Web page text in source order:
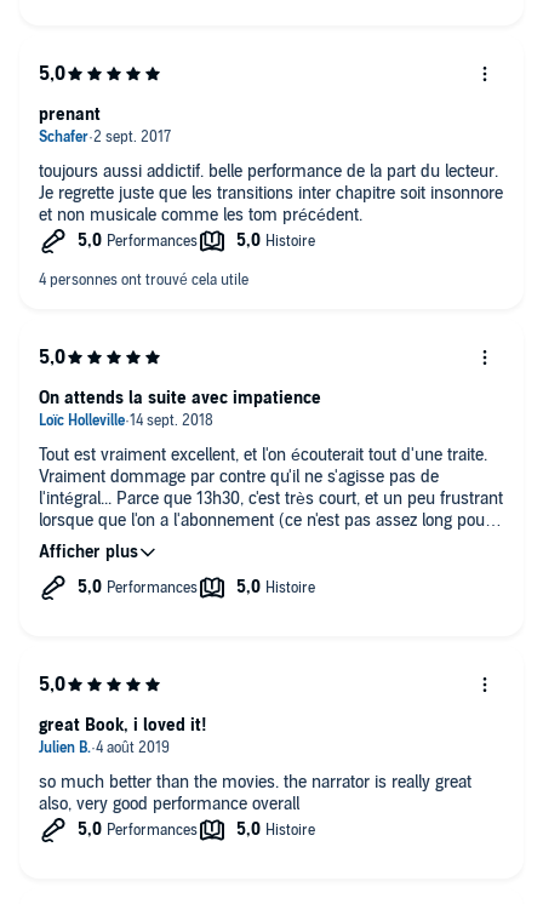
toujours aussi addictif. belle performance de la part du lecteur.
Je regrette juste que les transitions inter chapitre soit insonnore
et non musicale comme les tom précédent.
prenant
Tout est vraiment excellent, et l'on écouterait tout d'une traite.
Vraiment dommage par contre qu'il ne s'agisse pas de
l'intégral... Parce que 13h30, c'est très court, et un peu frustrant
lorsque que l'on a l'abonnement (ce n'est pas assez long pour
tenir le mois...)
On attends la suite avec impatience
so much better than the movies. the narrator is really great
also, very good performance overall
great Book, i loved it!